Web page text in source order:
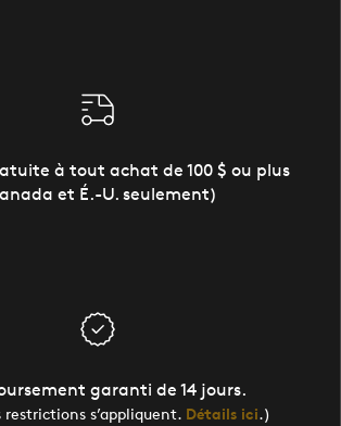
à tout achat de 100 $ ou plus
et É.-U. seulement)
garanti de 14 jours.
restrictions s’appliquent. Détails ici.)